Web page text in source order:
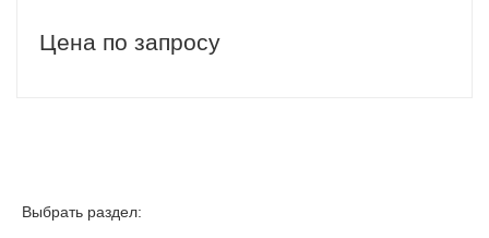
Цена по запросу
Выбрать раздел: